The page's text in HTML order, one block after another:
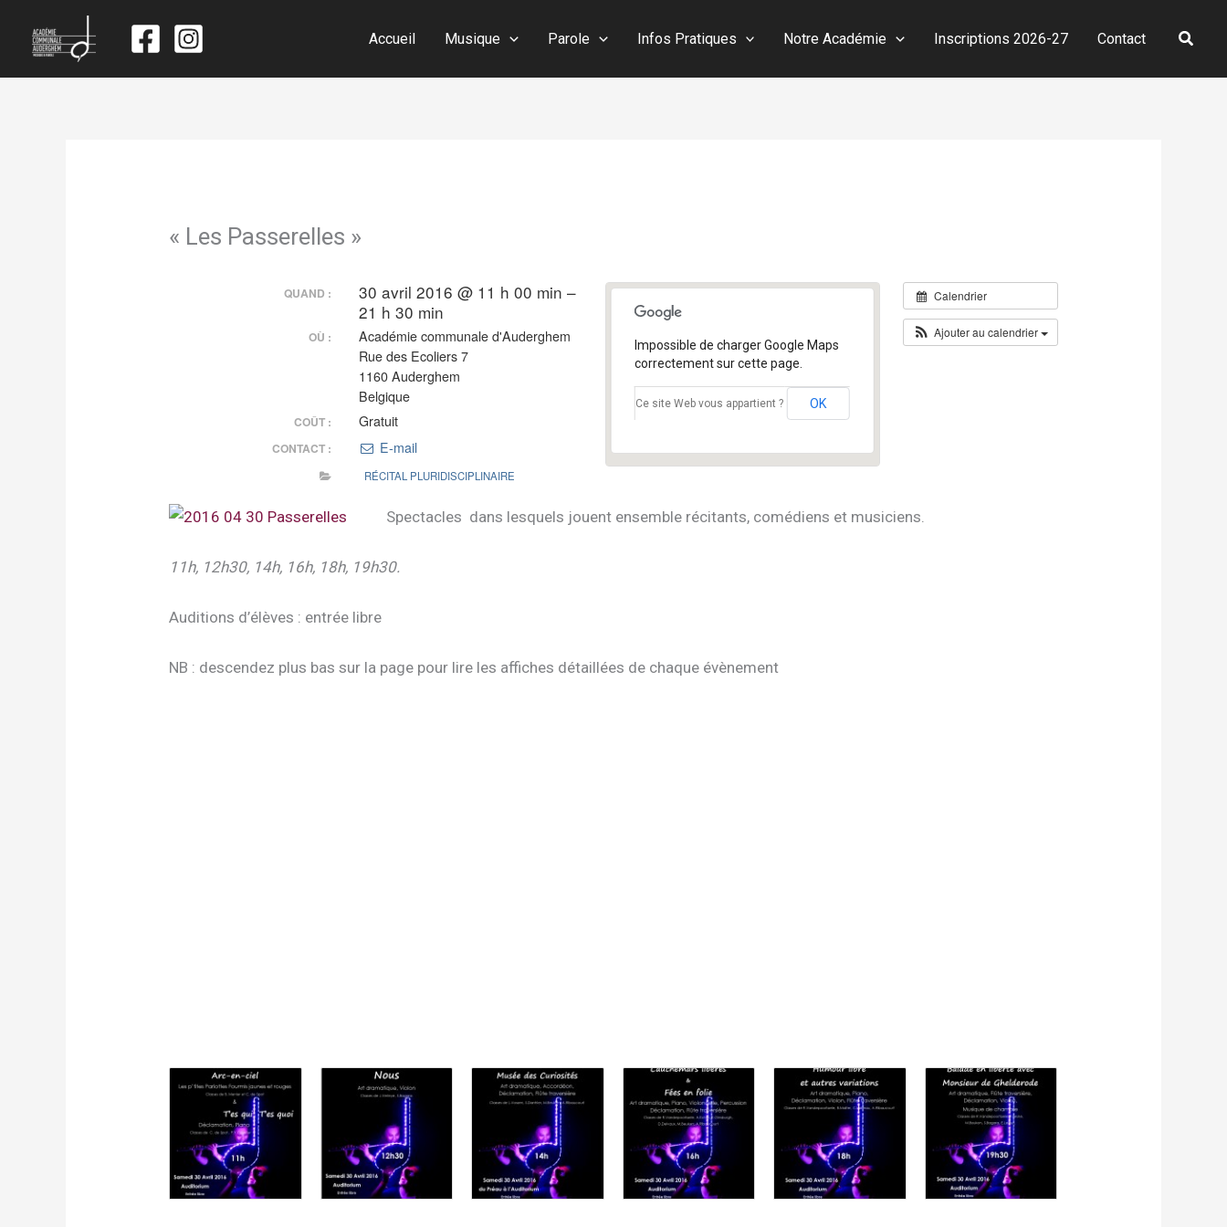
Accueil Musique Parole Infos Pratiques Notre Académie Inscriptions 2026-27 Contact
« Les Passerelles »
Calendrier
Ajouter au calendrier
Impossible de charger Google Maps
correctement sur cette page.
Ce site Web vous appartient ? OK
QUAND :
30 avril 2016 @ 11 h 00 min –
21 h 30 min
OÙ :
Académie communale d'Auderghem
Rue des Ecoliers 7
1160 Auderghem
Belgique
COÛT : Gratuit
CONTACT : E-mail
RÉCITAL PLURIDISCIPLINAIRE
Spectacles dans lesquels jouent ensemble récitants, comédiens et musiciens.
11h, 12h30, 14h, 16h, 18h, 19h30.
Auditions d’élèves : entrée libre
NB : descendez plus bas sur la page pour lire les affiches détaillées de chaque évènement